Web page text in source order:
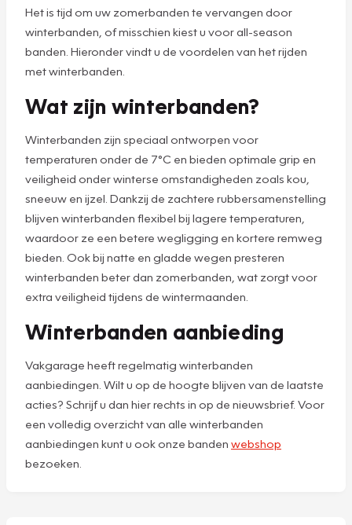
Het is tijd om uw zomerbanden te vervangen door
winterbanden, of misschien kiest u voor all-season
banden. Hieronder vindt u de voordelen van het rijden
met winterbanden.
Wat zijn winterbanden?
Winterbanden zijn speciaal ontworpen voor
temperaturen onder de 7°C en bieden optimale grip en
veiligheid onder winterse omstandigheden zoals kou,
sneeuw en ijzel. Dankzij de zachtere rubbersamenstelling
blijven winterbanden flexibel bij lagere temperaturen,
waardoor ze een betere wegligging en kortere remweg
bieden. Ook bij natte en gladde wegen presteren
winterbanden beter dan zomerbanden, wat zorgt voor
extra veiligheid tijdens de wintermaanden.
Winterbanden aanbieding
Vakgarage heeft regelmatig winterbanden
aanbiedingen. Wilt u op de hoogte blijven van de laatste
acties? Schrijf u dan hier rechts in op de nieuwsbrief. Voor
een volledig overzicht van alle winterbanden
aanbiedingen kunt u ook onze banden webshop
bezoeken.